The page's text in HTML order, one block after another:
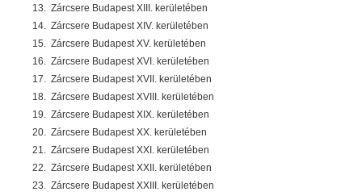
13. Zárcsere Budapest XIII. kerületében
14. Zárcsere Budapest XIV. kerületében
15. Zárcsere Budapest XV. kerületében
16. Zárcsere Budapest XVI. kerületében
17. Zárcsere Budapest XVII. kerületében
18. Zárcsere Budapest XVIII. kerületében
19. Zárcsere Budapest XIX. kerületében
20. Zárcsere Budapest XX. kerületében
21. Zárcsere Budapest XXI. kerületében
22. Zárcsere Budapest XXII. kerületében
23. Zárcsere Budapest XXIII. kerületében